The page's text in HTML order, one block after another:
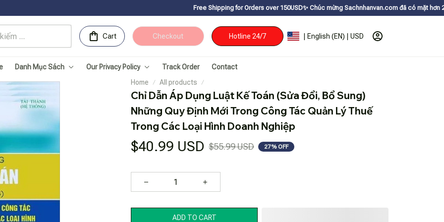
Free Shipping for Orders over 150USDㅤ✨ Chúc mừng Sachnhanvan.com đã có mặt hơn 200 quốc gia
Cart Checkout Hotline 24/7 | English (EN) | USD
Danh Mục Sách Our Privacy Policy Track Order
Contact
Home
All products
Chỉ Dẫn Áp Dụng Luật Kế Toán (Sửa Đổi, Bổ Sung)
Những Quy Định Mới Trong Công Tác Quản Lý Thuế
Trong Các Loại Hình Doanh Nghiệp
$40.99 USD $55.99 USD 27% OFF
ADD TO CART